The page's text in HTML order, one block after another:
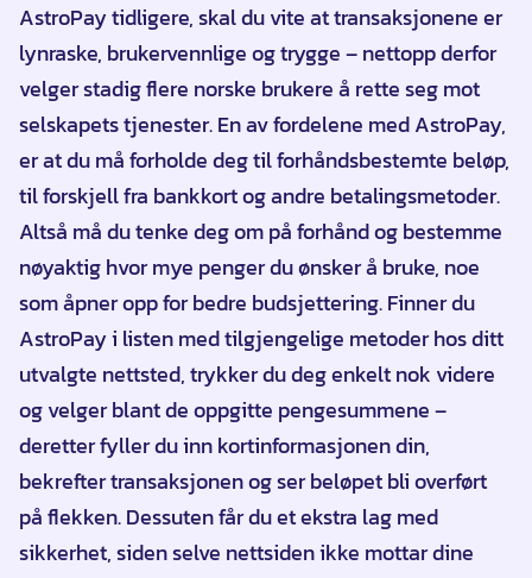
AstroPay tidligere, skal du vite at transaksjonene er
lynraske, brukervennlige og trygge – nettopp derfor
velger stadig flere norske brukere å rette seg mot
selskapets tjenester. En av fordelene med AstroPay,
er at du må forholde deg til forhåndsbestemte beløp,
til forskjell fra bankkort og andre betalingsmetoder.
Altså må du tenke deg om på forhånd og bestemme
nøyaktig hvor mye penger du ønsker å bruke, noe
som åpner opp for bedre budsjettering. Finner du
AstroPay i listen med tilgjengelige metoder hos ditt
utvalgte nettsted, trykker du deg enkelt nok videre
og velger blant de oppgitte pengesummene –
deretter fyller du inn kortinformasjonen din,
bekrefter transaksjonen og ser beløpet bli overført
på flekken. Dessuten får du et ekstra lag med
sikkerhet, siden selve nettsiden ikke mottar dine